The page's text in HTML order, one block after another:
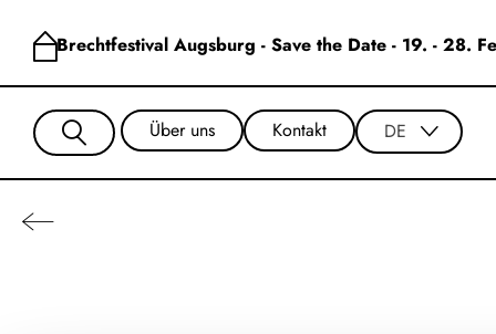
Brechtfestival Augsburg - Save the Date - 19. - 28.
Über uns Kontakt DE